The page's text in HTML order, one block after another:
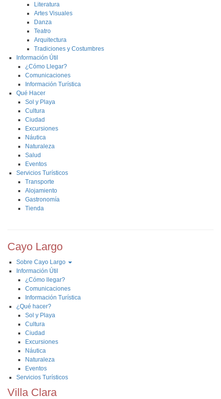
Literatura
Artes Visuales
Danza
Teatro
Arquitectura
Tradiciones y Costumbres
Información Útil
¿Cómo Llegar?
Comunicaciones
Información Turística
Qué Hacer
Sol y Playa
Cultura
Ciudad
Excursiones
Náutica
Naturaleza
Salud
Eventos
Servicios Turísticos
Transporte
Alojamiento
Gastronomía
Tienda
Cayo Largo
Sobre Cayo Largo
Información Útil
¿Cómo llegar?
Comunicaciones
Información Turística
¿Qué hacer?
Sol y Playa
Cultura
Ciudad
Excursiones
Náutica
Naturaleza
Eventos
Servicios Turísticos
Villa Clara